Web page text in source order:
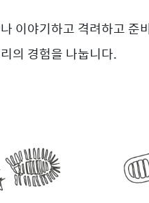
이야기하고 격려하고 준
의 경험을 나눕니다.